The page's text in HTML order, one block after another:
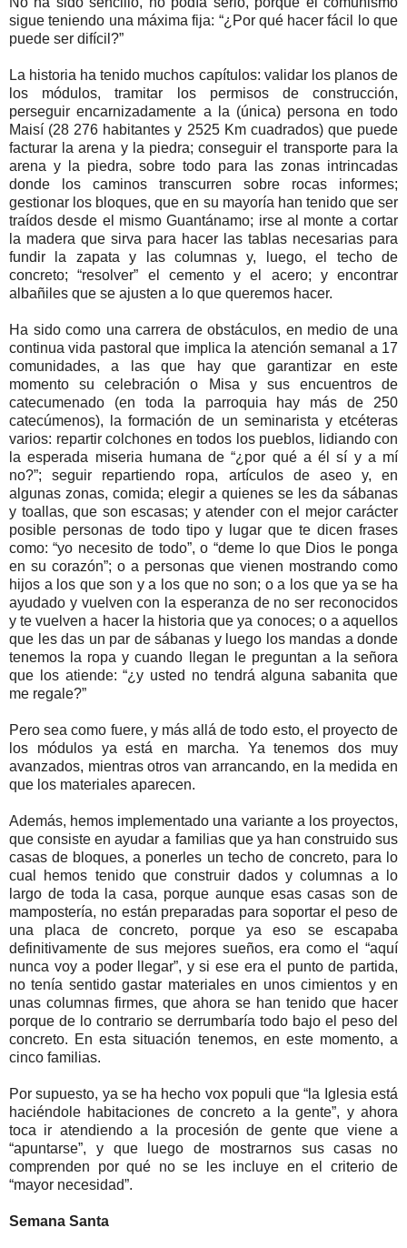
sigue teniendo una máxima fija: “¿Por qué hacer fácil lo que
puede ser difícil?”
La historia ha tenido muchos capítulos: validar los planos de
los módulos, tramitar los permisos de construcción,
perseguir encarnizadamente a la (única) persona en todo
Maisí (28 276 habitantes y 2525 Km cuadrados) que puede
facturar la arena y la piedra; conseguir el transporte para la
arena y la piedra, sobre todo para las zonas intrincadas
donde los caminos transcurren sobre rocas informes;
gestionar los bloques, que en su mayoría han tenido que ser
traídos desde el mismo Guantánamo; irse al monte a cortar
la madera que sirva para hacer las tablas necesarias para
fundir la zapata y las columnas y, luego, el techo de
concreto; “resolver” el cemento y el acero; y encontrar
albañiles que se ajusten a lo que queremos hacer.
Ha sido como una carrera de obstáculos, en medio de una
continua vida pastoral que implica la atención semanal a 17
comunidades, a las que hay que garantizar en este
momento su celebración o Misa y sus encuentros de
catecumenado (en toda la parroquia hay más de 250
catecúmenos), la formación de un seminarista y etcéteras
varios: repartir colchones en todos los pueblos, lidiando con
la esperada miseria humana de “¿por qué a él sí y a mí
no?”; seguir repartiendo ropa, artículos de aseo y, en
algunas zonas, comida; elegir a quienes se les da sábanas
y toallas, que son escasas; y atender con el mejor carácter
posible personas de todo tipo y lugar que te dicen frases
como: “yo necesito de todo”, o “deme lo que Dios le ponga
en su corazón”; o a personas que vienen mostrando como
hijos a los que son y a los que no son; o a los que ya se ha
ayudado y vuelven con la esperanza de no ser reconocidos
y te vuelven a hacer la historia que ya conoces; o a aquellos
que les das un par de sábanas y luego los mandas a donde
tenemos la ropa y cuando llegan le preguntan a la señora
que los atiende: “¿y usted no tendrá alguna sabanita que
me regale?”
Pero sea como fuere, y más allá de todo esto, el proyecto de
los módulos ya está en marcha. Ya tenemos dos muy
avanzados, mientras otros van arrancando, en la medida en
que los materiales aparecen.
Además, hemos implementado una variante a los proyectos,
que consiste en ayudar a familias que ya han construido sus
casas de bloques, a ponerles un techo de concreto, para lo
cual hemos tenido que construir dados y columnas a lo
largo de toda la casa, porque aunque esas casas son de
mampostería, no están preparadas para soportar el peso de
una placa de concreto, porque ya eso se escapaba
definitivamente de sus mejores sueños, era como el “aquí
nunca voy a poder llegar”, y si ese era el punto de partida,
no tenía sentido gastar materiales en unos cimientos y en
unas columnas firmes, que ahora se han tenido que hacer
porque de lo contrario se derrumbaría todo bajo el peso del
concreto. En esta situación tenemos, en este momento, a
cinco familias.
Por supuesto, ya se ha hecho vox populi que “la Iglesia está
haciéndole habitaciones de concreto a la gente”, y ahora
toca ir atendiendo a la procesión de gente que viene a
“apuntarse”, y que luego de mostrarnos sus casas no
comprenden por qué no se les incluye en el criterio de
“mayor necesidad”.
Semana Santa